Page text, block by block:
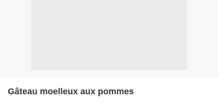
Gâteau moelleux aux pommes